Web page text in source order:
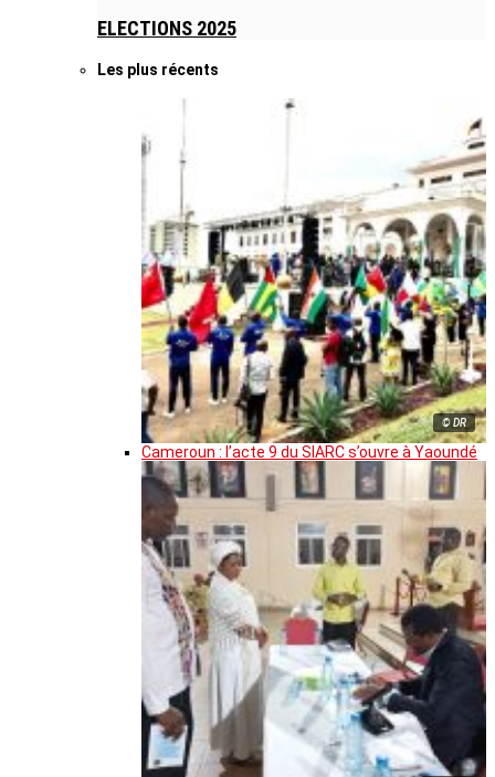
ELECTIONS 2025
Les plus récents
© DR
Cameroun : l’acte 9 du SIARC s’ouvre à Yaoundé